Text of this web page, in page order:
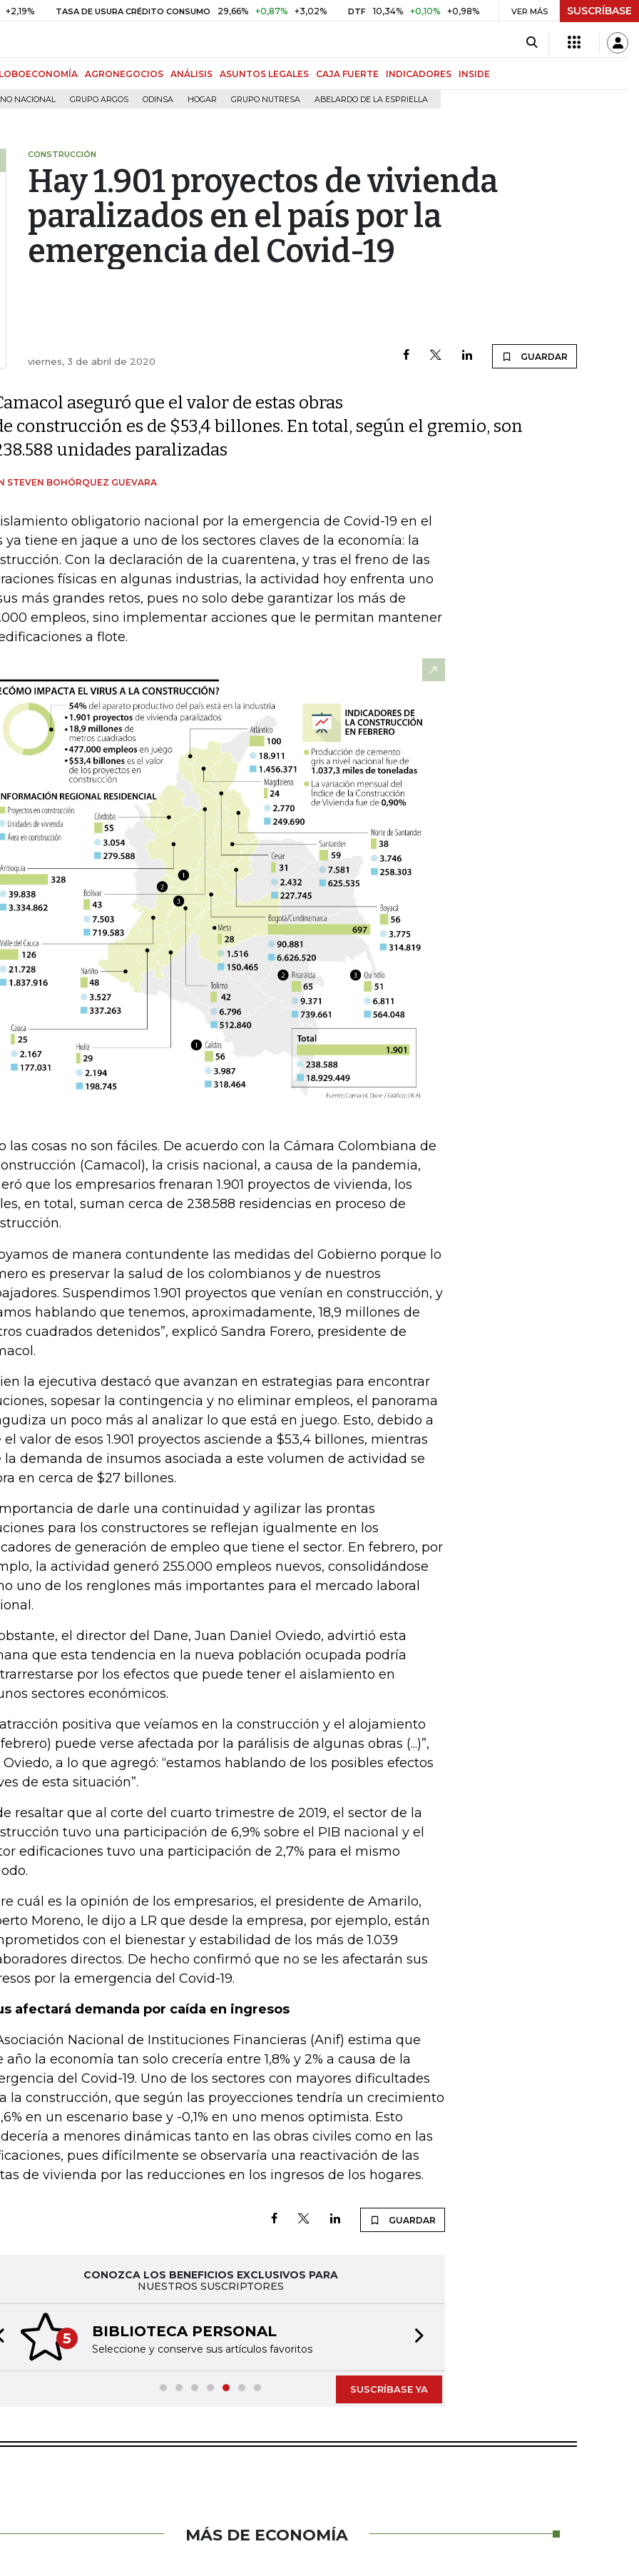
TASA DE USURA CRÉDITO CONSUMO 29,66% +0,87% +3,02% DTF 10,34% +0,10% +0,98% UVR $ 416,96 +$ 0,05 +0,01%
VER MÁS SUSCRÍBASE
AGRONEGOCIOS ANÁLISIS ASUNTOS LEGALES CAJA FUERTE INDICADORES INSIDE
NACIONAL GRUPO ARGOS ODINSA HOGAR GRUPO NUTRESA ABELARDO DE LA ESPRIELLA
CONSTRUCCIÓN
Hay 1.901 proyectos de vivienda
paralizados en el país por la
emergencia del Covid-19
viernes, 3 de abril de 2020 GUARDAR
aseguró que el valor de estas obras
construcción es de $53,4 billones. En total, según el gremio, son
unidades paralizadas
STEVEN BOHÓRQUEZ GUEVARA
obligatorio nacional por la emergencia de Covid-19 en el
ya tiene en jaque a uno de los sectores claves de la economía: la
Con la declaración de la cuarentena, y tras el freno de las
físicas en algunas industrias, la actividad hoy enfrenta uno
más grandes retos, pues no solo debe garantizar los más de
empleos, sino implementar acciones que le permitan mantener
a flote.
las cosas no son fáciles. De acuerdo con la Cámara Colombiana de
(Camacol), la crisis nacional, a causa de la pandemia,
que los empresarios frenaran 1.901 proyectos de vivienda, los
en total, suman cerca de 238.588 residencias en proceso de
de manera contundente las medidas del Gobierno porque lo
es preservar la salud de los colombianos y de nuestros
Suspendimos 1.901 proyectos que venían en construcción, y
hablando que tenemos, aproximadamente, 18,9 millones de
cuadrados detenidos”, explicó Sandra Forero, presidente de
la ejecutiva destacó que avanzan en estrategias para encontrar
sopesar la contingencia y no eliminar empleos, el panorama
un poco más al analizar lo que está en juego. Esto, debido a
el valor de esos 1.901 proyectos asciende a $53,4 billones, mientras
la demanda de insumos asociada a este volumen de actividad se
en cerca de $27 billones.
de darle una continuidad y agilizar las prontas
para los constructores se reflejan igualmente en los
de generación de empleo que tiene el sector. En febrero, por
la actividad generó 255.000 empleos nuevos, consolidándose
uno de los renglones más importantes para el mercado laboral
el director del Dane, Juan Daniel Oviedo, advirtió esta
que esta tendencia en la nueva población ocupada podría
por los efectos que puede tener el aislamiento en
sectores económicos.
atracción positiva que veíamos en la construcción y el alojamiento
puede verse afectada por la parálisis de algunas obras (...)”,
a lo que agregó: “estamos hablando de los posibles efectos
de esta situación”.
resaltar que al corte del cuarto trimestre de 2019, el sector de la
tuvo una participación de 6,9% sobre el PIB nacional y el
edificaciones tuvo una participación de 2,7% para el mismo
cuál es la opinión de los empresarios, el presidente de Amarilo,
Moreno, le dijo a LR que desde la empresa, por ejemplo, están
con el bienestar y estabilidad de los más de 1.039
directos. De hecho confirmó que no se les afectarán sus
por la emergencia del Covid-19.
afectará demanda por caída en ingresos
Nacional de Instituciones Financieras (Anif) estima que
año la economía tan solo crecería entre 1,8% y 2% a causa de la
del Covid-19. Uno de los sectores con mayores dificultades
la construcción, que según las proyecciones tendría un crecimiento
en un escenario base y -0,1% en uno menos optimista. Esto
a menores dinámicas tanto en las obras civiles como en las
pues difícilmente se observaría una reactivación de las
de vivienda por las reducciones en los ingresos de los hogares.
GUARDAR
CONOZCA LOS BENEFICIOS EXCLUSIVOS PARA
NUESTROS SUSCRIPTORES
5 BIBLIOTECA PERSONAL
Seleccione y conserve sus artículos favoritos
Previous slide
SUSCRÍBASE YA
MÁS DE ECONOMÍA